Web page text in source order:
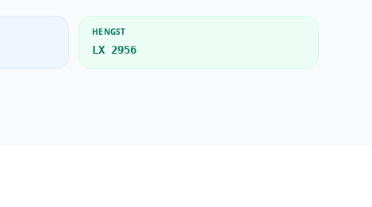
HENGST
LX 2956